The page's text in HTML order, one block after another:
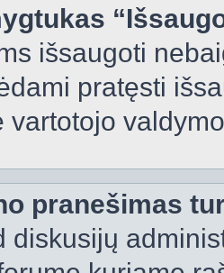
išsaugoti
pratęsti
vartotojo
pranešimas
diskusijų